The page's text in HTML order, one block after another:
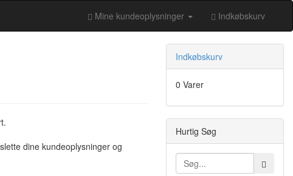
Mine kundeoplysninger Indkøbskurv
dine kundeoplysninger og
Indkøbskurv
0 Varer
Hurtig Søg